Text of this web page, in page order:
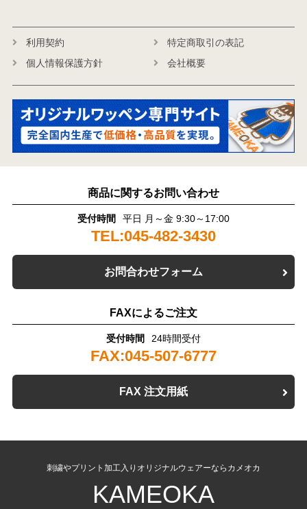
利用契約
特定商取引の表記
個人情報保護方針
会社概要
商品に関するお問い合わせ
受付時間 平日 月～金 9:30～17:00
TEL:045-482-3430
お問合わせフォーム
FAXによるご注文
受付時間 24時間受付
FAX:045-507-6777
FAX 注文用紙
刺繍やプリント加工入りオリジナルウェアーならカメオカ
KAMEOKA